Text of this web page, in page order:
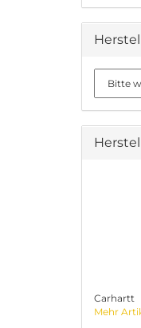
Carhartt
Mehr